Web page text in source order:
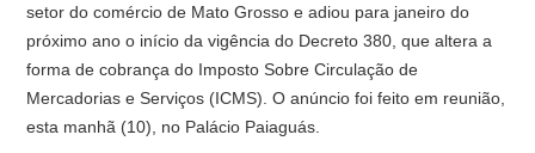
setor do comércio de Mato Grosso e adiou para janeiro do
próximo ano o início da vigência do Decreto 380, que altera a
forma de cobrança do Imposto Sobre Circulação de
Mercadorias e Serviços (ICMS). O anúncio foi feito em reunião,
esta manhã (10), no Palácio Paiaguás.